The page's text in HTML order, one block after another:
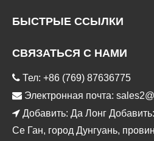
БЫСТРЫЕ ССЫЛКИ
СВЯЗАТЬСЯ С НАМИ
 Тел: +86 (769) 87636775
 Электронная почта:
 Добавить: Да Лонг
Се Ган, город Дунгуань,